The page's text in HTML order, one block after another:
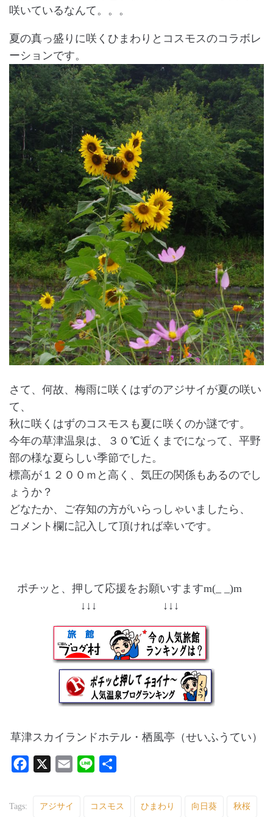
咲いているなんて。。。
夏の真っ盛りに咲くひまわりとコスモスのコラボレ
ーションです。
さて、何故、梅雨に咲くはずのアジサイが夏の咲い
て、
秋に咲くはずのコスモスも夏に咲くのか謎です。
今年の草津温泉は、３０℃近くまでになって、平野
部の様な夏らしい季節でした。
標高が１２００ｍと高く、気圧の関係もあるのでし
ょうか？
どなたか、ご存知の方がいらっしゃいましたら、
コメント欄に記入して頂ければ幸いです。
ポチッと、押して応援をお願いすますm(_ _)m
↓↓↓ ↓↓↓
草津スカイランドホテル・栖風亭（せいふうてい）
Tags: アジサイ コスモス ひまわり 向日葵 秋桜